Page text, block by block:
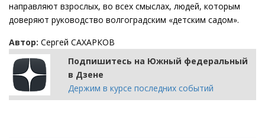
направляют взрослых, во всех смыслах, людей, которым
доверяют руководство волгоградским «детским садом».
Автор: Сергей САХАРКОВ
Подпишитесь на Южный федеральный
в Дзене
Держим в курсе последних событий